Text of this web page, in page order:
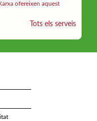
ofereixen aquest
Tots els serveis